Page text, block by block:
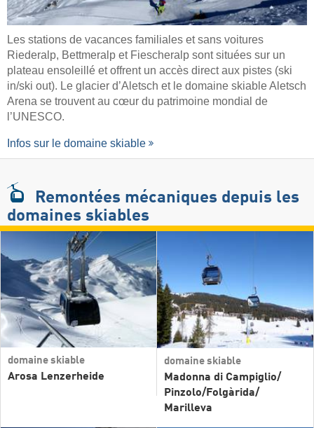
Les stations de vacances familiales et sans voitures
Riederalp, Bettmeralp et Fiescheralp sont situées sur un
plateau ensoleillé et offrent un accès direct aux pistes (ski
in/ski out). Le glacier d’Aletsch et le domaine skiable Aletsch
Arena se trouvent au cœur du patrimoine mondial de
l’UNESCO.
Infos sur le domaine skiable
Remontées mécaniques depuis les
domaines skiables
domaine skiable
Arosa Lenzerheide
domaine skiable
Madonna di Campiglio/​
Pinzolo/​Folgàrida/​
Marilleva